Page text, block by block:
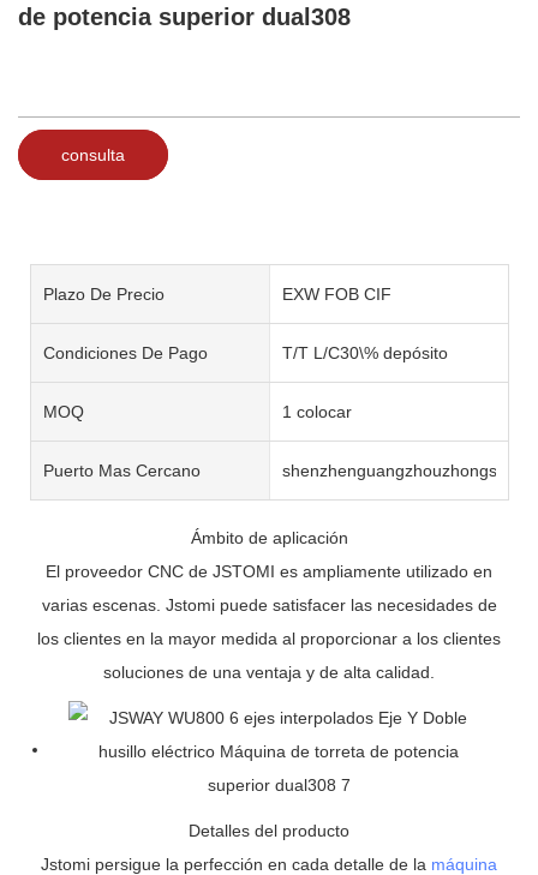
de potencia superior dual308
consulta
Plazo De Precio EXW FOB CIF
Condiciones De Pago T/T L/C30\% depósito
MOQ 1 colocar
Puerto Mas Cercano shenzhenguangzhouzhongshan
Ámbito de aplicación
El proveedor CNC de JSTOMI es ampliamente utilizado en
varias escenas. Jstomi puede satisfacer las necesidades de
los clientes en la mayor medida al proporcionar a los clientes
soluciones de una ventaja y de alta calidad.
Detalles del producto
Jstomi persigue la perfección en cada detalle de la máquina